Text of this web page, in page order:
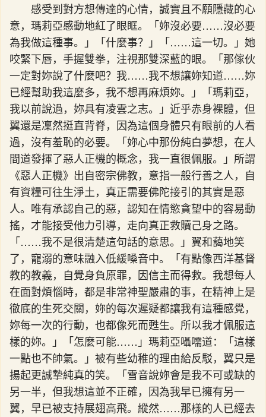
感受到對方想傳達的心情，誠實且不願隱藏的心
意，瑪莉亞感動地紅了眼眶。「妳沒必要……沒必要
為我做這種事。」「什麼事？」「……這一切。」她
咬緊下唇，手握雙拳，注視那雙深藍的眼。「那傢伙
一定對妳說了什麼吧？我……我不想讓妳知道……妳
已經幫助我這麼多，我不想再麻煩妳。」「瑪莉亞，
我以前說過，妳具有凌雲之志。」近乎赤身裸體，但
翼還是凜然挺直背脊，因為這個身體只有眼前的人看
過，沒有羞恥的必要。「妳心中那份純白夢想，在人
間道發揮了惡人正機的概念，我一直很佩服。」所謂
《惡人正機》出自密宗佛教，意指一般行善之人，自
有資糧可往生淨土，真正需要佛陀接引的其實是惡
人。唯有承認自己的惡，認知在情慾貪望中的容易動
搖，才能接受他力引導，走向真正救贖己身之路。
「……我不是很清楚這句話的意思。」翼和藹地笑
了，寵溺的意味融入低緩嗓音中。「有點像西洋基督
教的教義，自覺身負原罪，因信主而得救。我想每人
在面對煩惱時，都是非常神聖嚴肅的事，在精神上是
徹底的生死交關，妳的每次遲疑都讓我有這種感覺，
妳每一次的行動，也都像死而甦生。所以我才佩服這
樣的妳。」「怎麼可能……」瑪莉亞囁嚅道：「這樣
一點也不帥氣。」被有些幼稚的理由給反駁，翼只是
揚起更誠摯純真的笑。「雪音說妳會是我不可或缺的
另一半，但我想這並不正確，因為我早已擁有另一
翼，早已被支持展翅高飛。縱然……那樣的人已經去